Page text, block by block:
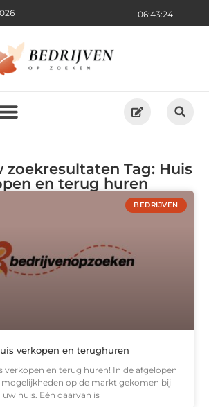
06:43:24
zoekresultaten Tag: Huis
en terug huren
BEDRIJVEN
verkopen en terughuren
verkopen en terug huren! In de afgelopen
mogelijkheden op de markt gekomen bij
huis. Eén daarvan is